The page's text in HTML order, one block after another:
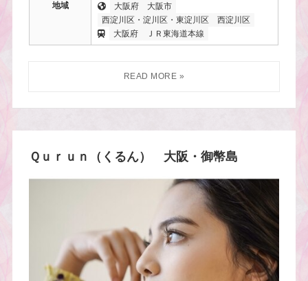
地域 大阪府
大阪市
西淀川区・淀川区・東淀川区
西淀川区
大阪府
ＪＲ東海道本線
Ｑｕｒｕｎ（くるん） 大阪・御幣島